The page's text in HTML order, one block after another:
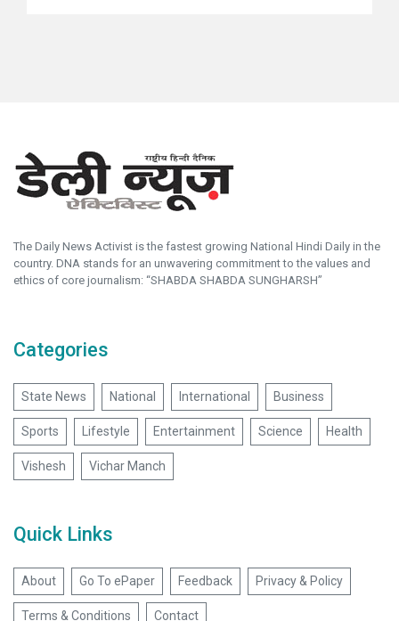
The Daily News Activist is the fastest growing National Hindi Daily in the
country. DNA stands for an unwavering commitment to the values and
ethics of core journalism: “SHABDA SHABDA SUNGHARSH”
Categories
State News National International Business
Sports Lifestyle Entertainment Science Health
Vishesh Vichar Manch
Quick Links
About Go To ePaper Feedback Privacy & Policy
Terms & Conditions Contact